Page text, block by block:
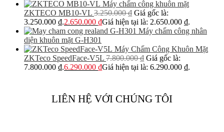
Máy chấm công khuôn mặt
ZKTECO MB10-VL 3.250.000₫ Giá gốc là:
3.250.000 ₫.2.650.000 ₫Giá hiện tại là: 2.650.000 ₫.
Máy chấm công nhân
diện khuôn mặt G-H301
Máy Chấm Công Khuôn Mặt
ZKTeco SpeedFace-V5L 7.800.000₫ Giá gốc là:
7.800.000 ₫.6.290.000 ₫Giá hiện tại là: 6.290.000 ₫.
LIÊN HỆ VỚI CHÚNG TÔI